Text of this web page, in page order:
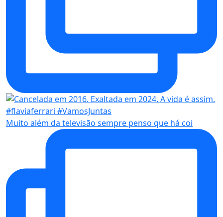
Muito além da televisão sempre penso que há coi